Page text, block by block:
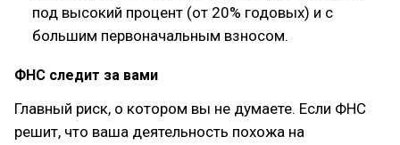
под высокий процент (от 20% годовых) и с
большим первоначальным взносом.
ФНС следит за вами
Главный риск, о котором вы не думаете. Если ФНС
решит, что ваша деятельность похожа на